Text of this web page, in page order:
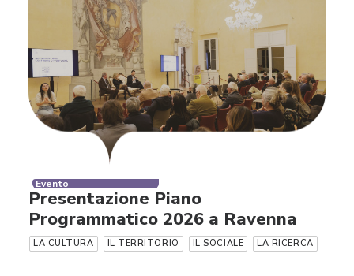
Evento
Presentazione Piano
Programmatico 2026 a Ravenna
LA CULTURA IL TERRITORIO IL SOCIALE LA RICERCA